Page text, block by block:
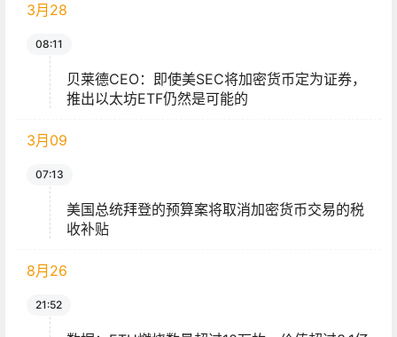
3月28
08:11
贝莱德CEO：即使美SEC将加密货币定为证券，
推出以太坊ETF仍然是可能的
3月09
07:13
美国总统拜登的预算案将取消加密货币交易的税
收补贴
8月26
21:52